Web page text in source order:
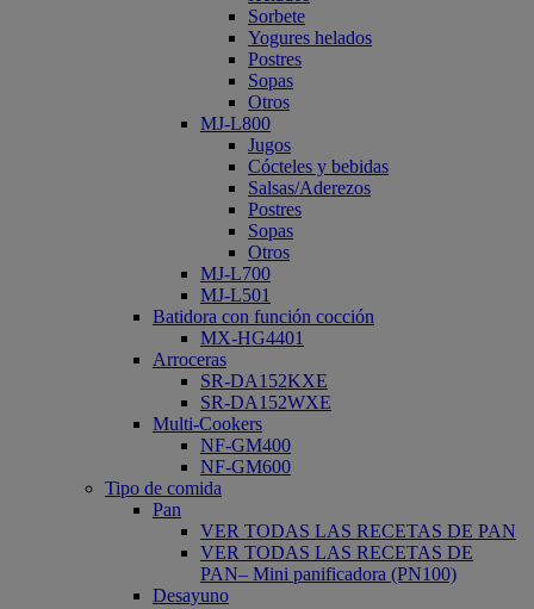
Sorbete
Yogures helados
Postres
Sopas
Otros
MJ-L800
Jugos
Cócteles y bebidas
Salsas/Aderezos
Postres
Sopas
Otros
MJ-L700
MJ-L501
Batidora con función cocción
MX-HG4401
Arroceras
SR-DA152KXE
SR-DA152WXE
Multi-Cookers
NF-GM400
NF-GM600
Tipo de comida
Pan
VER TODAS LAS RECETAS DE PAN
VER TODAS LAS RECETAS DE
PAN– Mini panificadora (PN100)
Desayuno